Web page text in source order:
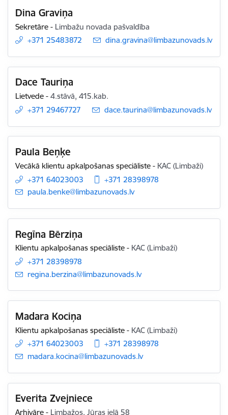
Dina Graviņa
Sekretāre - Limbažu novada pašvaldība
+371 25483872
E-pasts:
dina.gravina@limbazunovads.lv
Dace Tauriņa
Lietvede -4.stāvā, 415.kab.
+371 29467727
E-pasts:
dace.taurina@limbazunovads.lv
Paula Beņķe
Vecākā klientu apkalpošanas speciāliste - KAC (Limbaži)
+371 64023003
+371 28398978
E-pasts:
paula.benke@limbazunovads.lv
Regīna Bērziņa
Klientu apkalpošanas speciāliste - KAC (Limbaži)
+371 28398978
E-pasts:
regina.berzina@limbazunovads.lv
Madara Kociņa
Klientu apkalpošanas speciāliste - KAC (Limbaži)
+371 64023003
+371 28398978
E-pasts:
madara.kocina@limbazunovads.lv
Everita Zvejniece
Arhivāre - Limbažos, Jūras ielā 58